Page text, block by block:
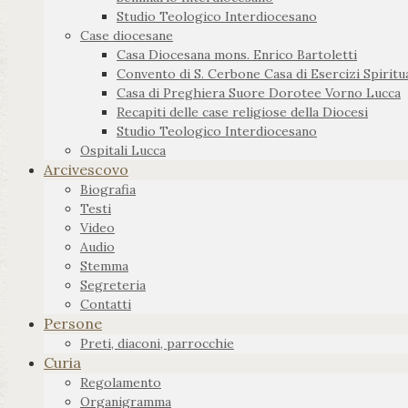
Studio Teologico Interdiocesano
Case diocesane
Casa Diocesana mons. Enrico Bartoletti
Convento di S. Cerbone Casa di Esercizi
Casa di Preghiera Suore Dorotee Vorno Lucca
Recapiti delle case religiose della Diocesi
Studio Teologico Interdiocesano
Ospitali Lucca
Arcivescovo
Biografia
Testi
Video
Audio
Stemma
Segreteria
Contatti
Persone
Preti, diaconi, parrocchie
Curia
Regolamento
Organigramma